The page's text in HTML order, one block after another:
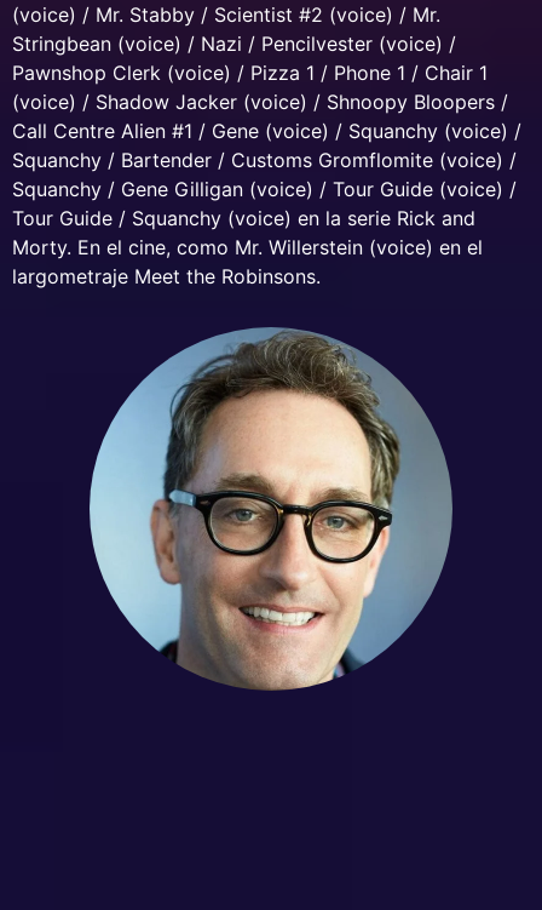
(voice) / Mr. Stabby / Scientist #2 (voice) / Mr.
Stringbean (voice) / Nazi / Pencilvester (voice) /
Pawnshop Clerk (voice) / Pizza 1 / Phone 1 / Chair 1
(voice) / Shadow Jacker (voice) / Shnoopy Bloopers /
Call Centre Alien #1 / Gene (voice) / Squanchy (voice) /
Squanchy / Bartender / Customs Gromflomite (voice) /
Squanchy / Gene Gilligan (voice) / Tour Guide (voice) /
Tour Guide / Squanchy (voice) en la serie Rick and
Morty. En el cine, como Mr. Willerstein (voice) en el
largometraje Meet the Robinsons.